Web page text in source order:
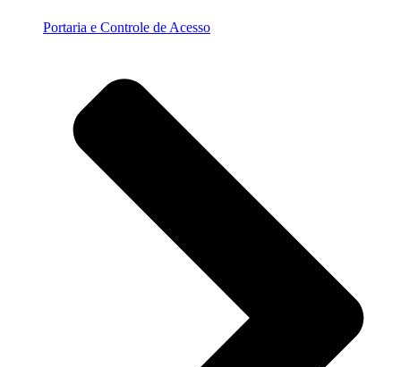
Portaria e Controle de Acesso